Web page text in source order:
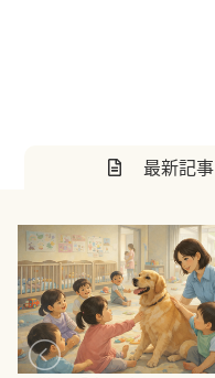
最新記事